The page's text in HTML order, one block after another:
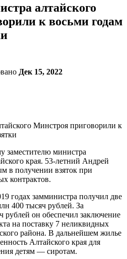
алтайского
к восьми годам
Дек 15, 2022
заместителю министра
края. 53-летний Андрей
в получении взяток при
контрактов.
годах замминистра получил две
400 тысяч рублей. За
рублей он обеспечил заключение
на поставку 7 неликвидных
района. В дальнейшем жилье
Алтайского края для
детям — сиротам.